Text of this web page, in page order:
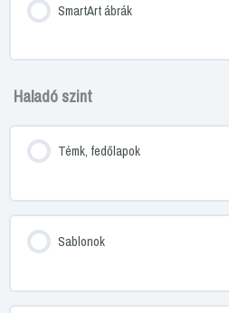
SmartArt ábrák
Haladó szint
Témk, fedőlapok
Sablonok